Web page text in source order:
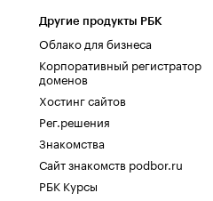
Другие продукты РБК
Облако для бизнеса
Корпоративный регистратор
доменов
Хостинг сайтов
Рег.решения
Знакомства
Сайт знакомств podbor.ru
РБК Курсы